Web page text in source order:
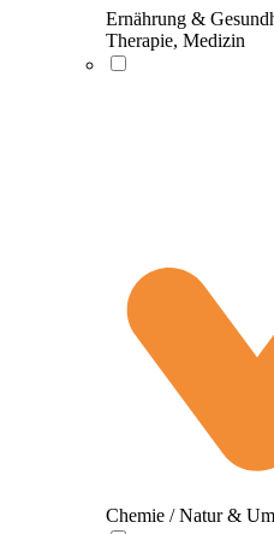
Ernährung &
Therapie, Medizin
Chemie / Natur &